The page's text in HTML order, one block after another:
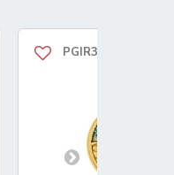
PGIR367-26